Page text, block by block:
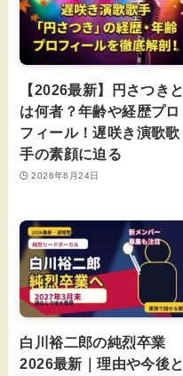
【2026最新】円さつきと
は何者？年齢や経歴プロ
フィール！遅咲き演歌歌
手の素顔に迫る
2026年6月24日
白川裕二郎の純烈卒業
2026最新｜理由や今後と